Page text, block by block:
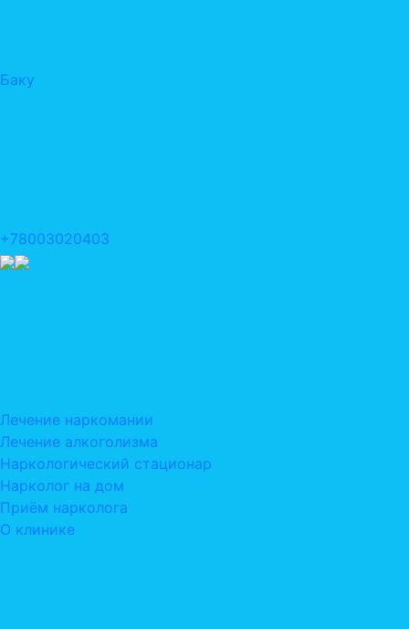
Баку
+78003020403
Лечение наркомании
Лечение алкоголизма
Наркологический стационар
Нарколог на дом
Приём нарколога
О клинике